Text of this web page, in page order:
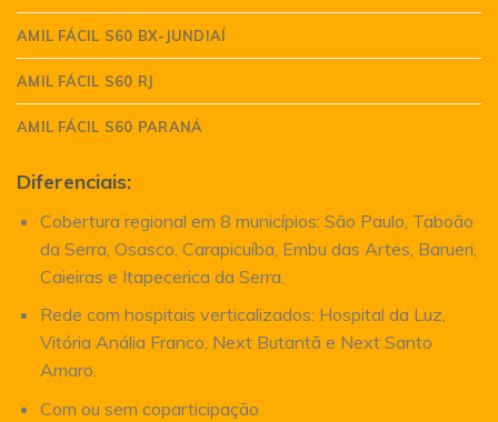
AMIL FÁCIL S60 BX-JUNDIAÍ
AMIL FÁCIL S60 RJ
AMIL FÁCIL S60 PARANÁ
Diferenciais:
Cobertura regional em 8 municípios: São Paulo, Taboão
da Serra, Osasco, Carapicuíba, Embu das Artes, Barueri,
Caieiras e Itapecerica da Serra.
Rede com hospitais verticalizados: Hospital da Luz,
Vitória Anália Franco, Next Butantã e Next Santo
Amaro.
Com ou sem coparticipação